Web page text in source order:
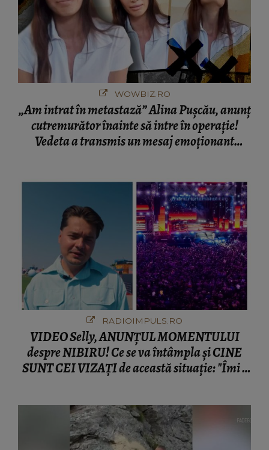
WOWBIZ.RO
„Am intrat în metastază” Alina Pușcău, anunț
cutremurător înainte să intre în operație!
Vedeta a transmis un mesaj emoționant
RADIOIMPULS.RO
VIDEO Selly, ANUNȚUL MOMENTULUI
despre NIBIRU! Ce se va întâmpla și CINE
SUNT CEI VIZAȚI de această situație: "Îmi e